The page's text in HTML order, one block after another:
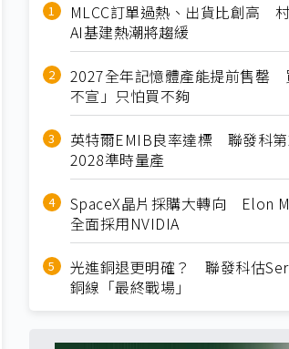
MLCC訂單過熱、出貨比創高
AI基建熱潮將趨緩
2027全年記憶體產能提前售罄
不宣」只怕買不夠
英特爾EMIB良率達標 聯發科第
2028準時量產
SpaceX晶片採購大轉向 Elon
全面採用NVIDIA
光進銅退更明確？ 聯發科估
銅線「最終戰場」